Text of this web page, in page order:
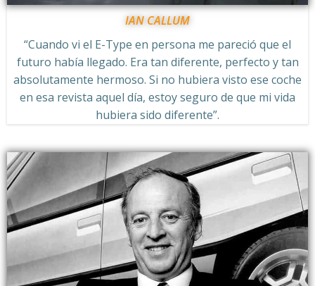
IAN CALLUM
“Cuando vi el E-Type en persona me pareció que el
futuro había llegado. Era tan diferente, perfecto y tan
absolutamente hermoso. Si no hubiera visto ese coche
en esa revista aquel día, estoy seguro de que mi vida
hubiera sido diferente”.